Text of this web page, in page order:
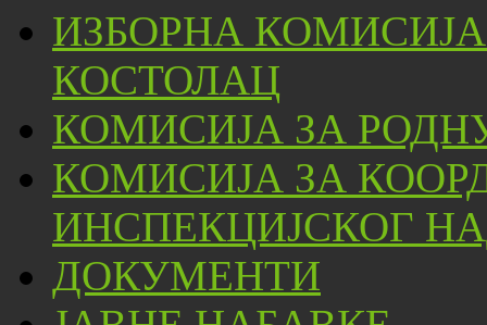
ИЗБОРНА
КОСТОЛАЦ
КОМИСИЈА ЗА
КОМИСИЈА ЗА
ИНСПЕКЦИЈСКОГ
ДОКУМЕНТИ